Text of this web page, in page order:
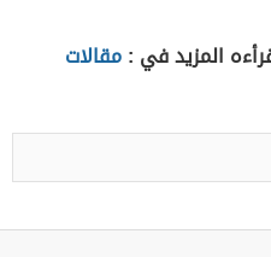
المزيد في :مقالات